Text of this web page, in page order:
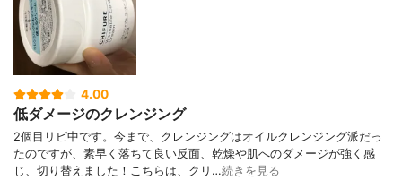
4.00
低ダメージのクレンジング
2個目リピ中です。今まで、クレンジングはオイルクレンジング派だっ
たのですが、素早く落ちて良い反面、乾燥や肌へのダメージが強く感
じ、切り替えました！こちらは、クリ…続きを見る